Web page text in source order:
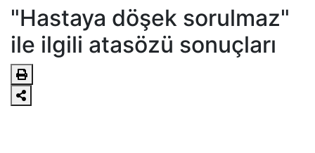
"Hastaya döşek sorulmaz"
ile ilgili atasözü sonuçları